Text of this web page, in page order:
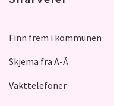
Finn frem i kommunen
Skjema fra A-Å
Vakttelefoner